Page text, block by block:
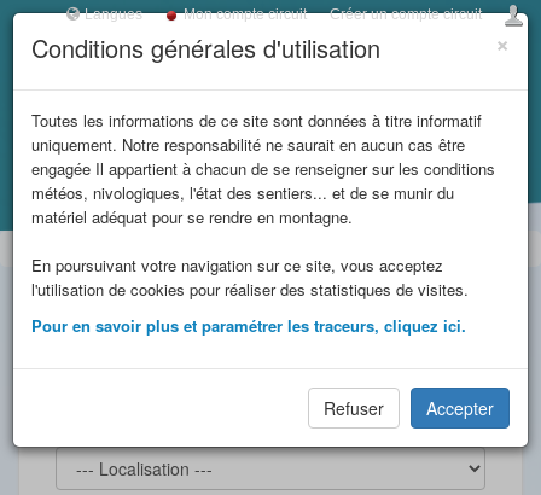
×
Conditions générales d'utilisation
Toutes les informations de ce site sont données à titre informatif
uniquement. Notre responsabilité ne saurait en aucun cas être
engagée Il appartient à chacun de se renseigner sur les conditions
météos, nivologiques, l'état des sentiers... et de se munir du
matériel adéquat pour se rendre en montagne.
En poursuivant votre navigation sur ce site, vous acceptez
l'utilisation de cookies pour réaliser des statistiques de visites.
Pour en savoir plus et paramétrer les traceurs, cliquez ici.
Refuser Accepter
Langues Mon compte circuit Créer un compte circuit
LES REFUGES DE
SAVOIE
et massifs
limitrophes
Accueil Beaufortain